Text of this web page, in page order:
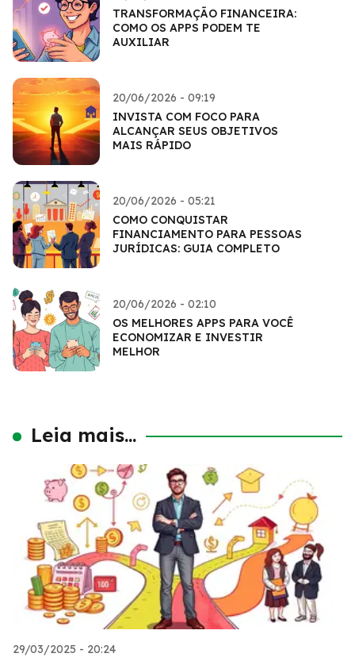
TRANSFORMAÇÃO FINANCEIRA:
COMO OS APPS PODEM TE
AUXILIAR
20/06/2026 - 09:19
INVISTA COM FOCO PARA
ALCANÇAR SEUS OBJETIVOS
MAIS RÁPIDO
20/06/2026 - 05:21
COMO CONQUISTAR
FINANCIAMENTO PARA PESSOAS
JURÍDICAS: GUIA COMPLETO
20/06/2026 - 02:10
OS MELHORES APPS PARA VOCÊ
ECONOMIZAR E INVESTIR
MELHOR
Leia mais...
29/03/2025 - 20:24